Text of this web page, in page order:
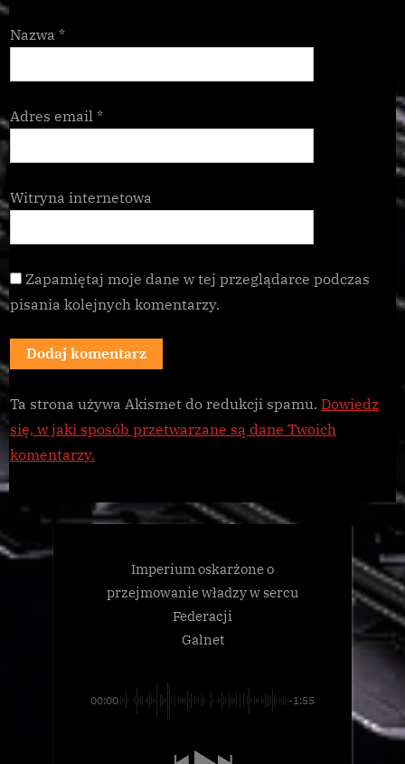
Nazwa *
Adres email *
Witryna internetowa
Zapamiętaj moje dane w tej przeglądarce podczas
pisania kolejnych komentarzy.
Ta strona używa Akismet do redukcji spamu. Dowiedz
się, w jaki sposób przetwarzane są dane Twoich
komentarzy.
Imperium oskarżone o
przejmowanie władzy w sercu
Federacji
Galnet
00:00 -1:55